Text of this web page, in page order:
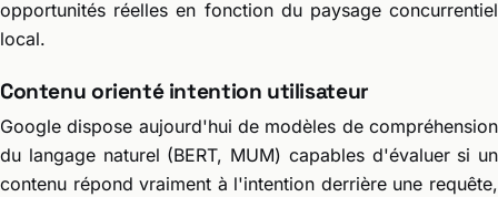
opportunités réelles en fonction du paysage concurrentiel
local.
Contenu orienté intention utilisateur
Google dispose aujourd'hui de modèles de compréhension
du langage naturel (BERT, MUM) capables d'évaluer si un
contenu répond vraiment à l'intention derrière une requête,